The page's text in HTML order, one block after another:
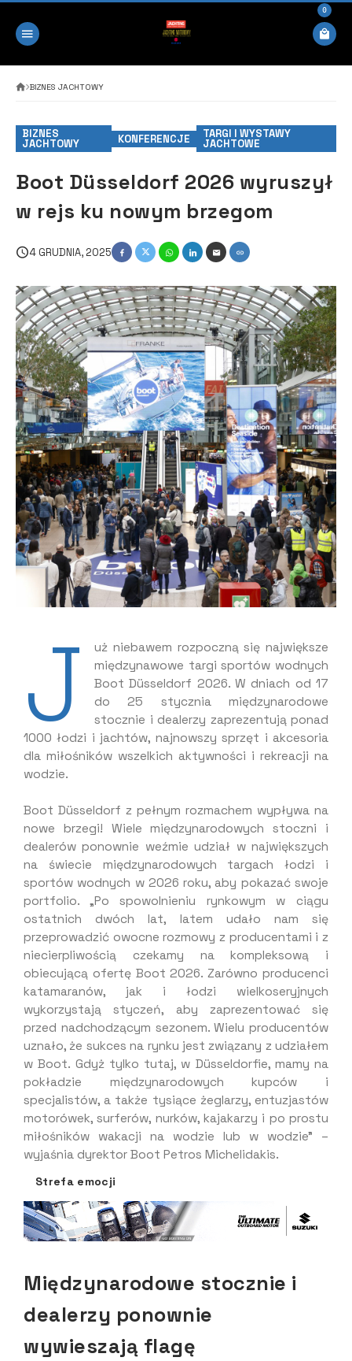
0
BIZNES JACHTOWY
BIZNES
JACHTOWY KONFERENCJE TARGI I WYSTAWY
JACHTOWE
Boot Düsseldorf 2026 wyruszył
w rejs ku nowym brzegom
4 GRUDNIA, 2025
J
uż niebawem rozpoczną się największe
międzynawowe targi sportów wodnych
Boot Düsseldorf 2026. W dniach od 17
do 25 stycznia międzynarodowe
stocznie i dealerzy zaprezentują ponad
1000 łodzi i jachtów, najnowszy sprzęt i akcesoria
dla miłośników wszelkich aktywności i rekreacji na
wodzie.
Boot Düsseldorf z pełnym rozmachem wypływa na
nowe brzegi! Wiele międzynarodowych stoczni i
dealerów ponownie weźmie udział w największych
na świecie międzynarodowych targach łodzi i
sportów wodnych w 2026 roku, aby pokazać swoje
portfolio. „Po spowolnieniu rynkowym w ciągu
ostatnich dwóch lat, latem udało nam się
przeprowadzić owocne rozmowy z producentami i z
niecierpliwością czekamy na kompleksową i
obiecującą ofertę Boot 2026. Zarówno producenci
katamaranów, jak i łodzi wielkoseryjnych
wykorzystają styczeń, aby zaprezentować się
przed nadchodzącym sezonem. Wielu producentów
uznało, że sukces na rynku jest związany z udziałem
w Boot. Gdyż tylko tutaj, w Düsseldorfie, mamy na
pokładzie międzynarodowych kupców i
specjalistów, a także tysiące żeglarzy, entuzjastów
motorówek, surferów, nurków, kajakarzy i po prostu
miłośników wakacji na wodzie lub w wodzie” –
wyjaśnia dyrektor Boot Petros Michelidakis.
Strefa emocji
Międzynarodowe stocznie i
dealerzy ponownie
wywieszają flagę